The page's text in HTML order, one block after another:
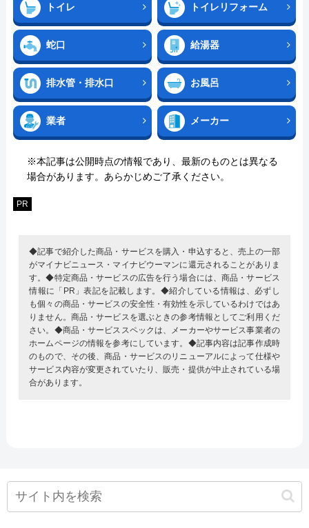
トイレ トイレリフォーム
蛇口 給湯器
排水管・排水口 お風呂
業者 メーカー
※本記事は公開時点の情報であり、最新のものとは異なる
場合があります。あらかじめご了承ください。
PR
◆記事で紹介した商品・サービスを購入・申込すると、売上の一部
がマイナビニュース・マイナビウーマンに還元されることがありま
す。◆特定商品・サービスの広告を行う場合には、商品・サービス
情報に「PR」表記を記載します。◆紹介している情報は、必ずし
も個々の商品・サービスの安全性・有効性を示しているわけではあ
りません。商品・サービスを選ぶときの参考情報としてご利用くだ
さい。◆商品・サービススペックは、メーカーやサービス事業者の
ホームページの情報を参考にしています。◆記事内容は記事作成時
のもので、その後、商品・サービスのリニューアルによって仕様や
サービス内容が変更されていたり、販売・提供が中止されている場
合があります。